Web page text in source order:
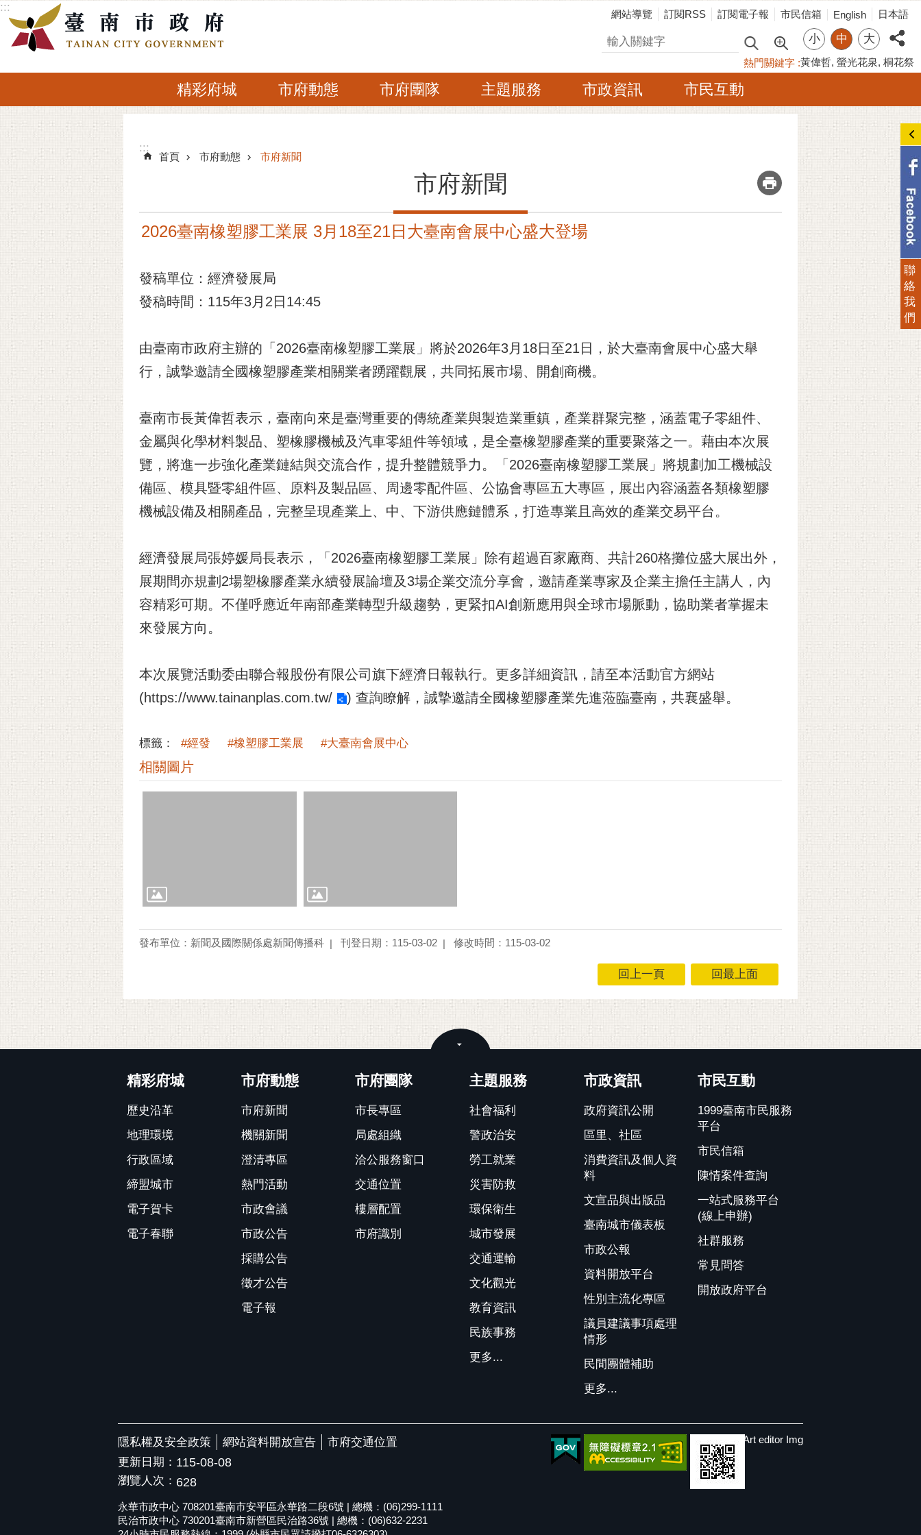
跳到主要內容區塊
:::
網站導覽 訂閱RSS 訂閱電子報 市民信箱 English 日本語
搜尋 小 中 大
熱門關鍵字 黃偉哲 螢光花泉 桐花祭
精彩府城 市府動態 市府團隊 主題服務 市政資訊 市民互動
:::
:::
首頁 市府動態 市府新聞
市府新聞 _
2026臺南橡塑膠工業展 3月18至21日大臺南會展中心盛大登場
發稿單位：經濟發展局
發稿時間：115年3月2日14:45
由臺南市政府主辦的「2026臺南橡塑膠工業展」將於2026年3月18日至21日，於大臺南會展中心盛大舉
行，誠摯邀請全國橡塑膠產業相關業者踴躍觀展，共同拓展市場、開創商機。
臺南市長黃偉哲表示，臺南向來是臺灣重要的傳統產業與製造業重鎮，產業群聚完整，涵蓋電子零組件、
金屬與化學材料製品、塑橡膠機械及汽車零組件等領域，是全臺橡塑膠產業的重要聚落之一。藉由本次展
覽，將進一步強化產業鏈結與交流合作，提升整體競爭力。「2026臺南橡塑膠工業展」將規劃加工機械設
備區、模具暨零組件區、原料及製品區、周邊零配件區、公協會專區五大專區，展出內容涵蓋各類橡塑膠
機械設備及相關產品，完整呈現產業上、中、下游供應鏈體系，打造專業且高效的產業交易平台。
經濟發展局張婷媛局長表示，「2026臺南橡塑膠工業展」除有超過百家廠商、共計260格攤位盛大展出外，
展期間亦規劃2場塑橡膠產業永續發展論壇及3場企業交流分享會，邀請產業專家及企業主擔任主講人，內
容精彩可期。不僅呼應近年南部產業轉型升級趨勢，更緊扣AI創新應用與全球市場脈動，協助業者掌握未
來發展方向。
本次展覽活動委由聯合報股份有限公司旗下經濟日報執行。更多詳細資訊，請至本活動官方網站
(https://www.tainanplas.com.tw/ ) 查詢瞭解，誠摯邀請全國橡塑膠產業先進蒞臨臺南，共襄盛舉。
標籤： #經發 #橡塑膠工業展 #大臺南會展中心
相關圖片
發布單位：新聞及國際關係處新聞傳播科 刊登日期：115-03-02 修改時間：115-03-02
回上一頁 回最上面
精彩府城
歷史沿革
地理環境
行政區域
締盟城市
電子賀卡
電子春聯
市府動態
市府新聞
機關新聞
澄清專區
熱門活動
市政會議
市政公告
採購公告
徵才公告
電子報
市府團隊
市長專區
局處組織
洽公服務窗口
交通位置
樓層配置
市府識別
主題服務
社會福利
警政治安
勞工就業
災害防救
環保衛生
城市發展
交通運輸
文化觀光
教育資訊
民族事務
更多...
市政資訊
政府資訊公開
區里、社區
消費資訊及個人資
料
文宣品與出版品
臺南城市儀表板
市政公報
資料開放平台
性別主流化專區
議員建議事項處理
情形
民間團體補助
更多...
市民互動
1999臺南市民服務
平台
市民信箱
陳情案件查詢
一站式服務平台
(線上申辦)
社群服務
常見問答
開放政府平台
隱私權及安全政策 網站資料開放宣告
市府交通位置
更新日期： 115-08-08
瀏覽人次： 628
永華市政中心 708201臺南市安平區永華路二段6號 | 總機：(06)299-1111
民治市政中心 730201臺南市新營區民治路36號 | 總機：(06)632-2231
聯
絡
我
們